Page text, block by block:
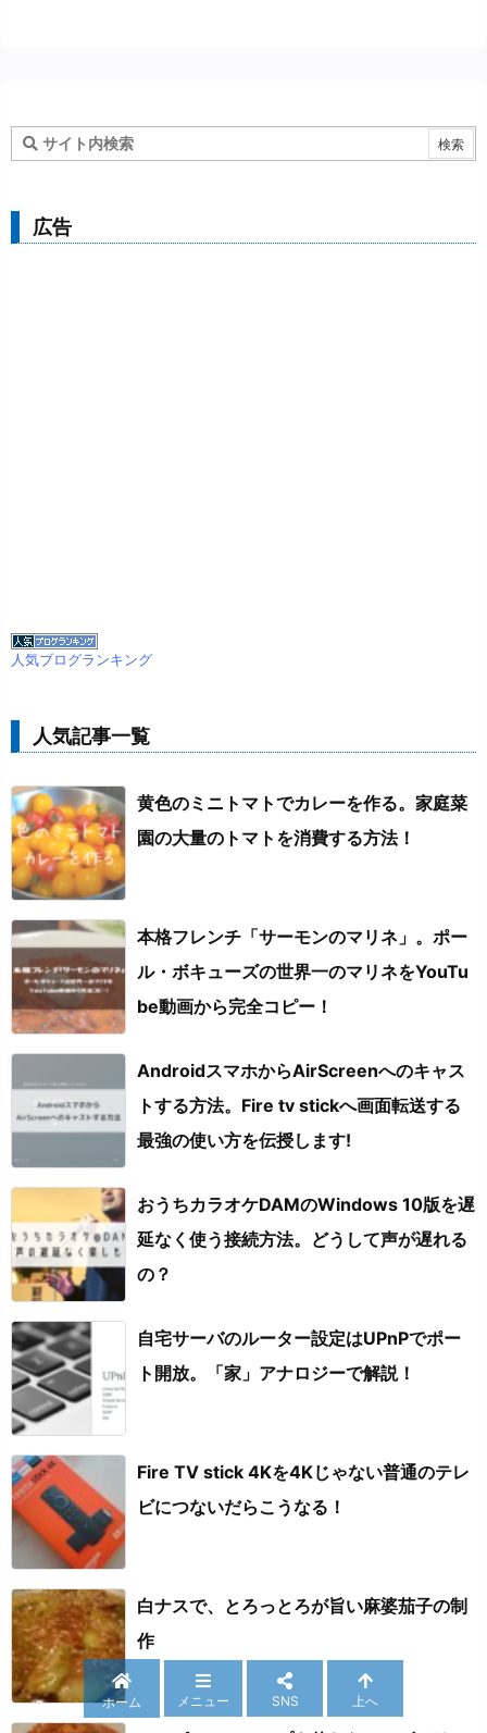
広告
人気ブログランキング
人気記事一覧
黄色のミニトマトでカレーを作る。家庭菜
園の大量のトマトを消費する方法！
本格フレンチ「サーモンのマリネ」。ポー
ル・ボキューズの世界一のマリネをYouTu
be動画から完全コピー！
AndroidスマホからAirScreenへのキャス
トする方法。Fire tv stickへ画面転送する
最強の使い方を伝授します!
おうちカラオケDAMのWindows 10版を遅
延なく使う接続方法。どうして声が遅れる
の？
自宅サーバのルーター設定はUPnPでポー
ト開放。「家」アナロジーで解説！
Fire TV stick 4Kを4Kじゃない普通のテレ
ビにつないだらこうなる！
白ナスで、とろっとろが旨い麻婆茄子の制
作
ホーム メニュー SNS 上へ